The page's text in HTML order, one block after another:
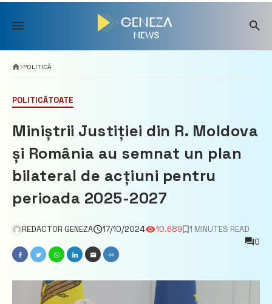
Skip
content
POLITICĂ
POLITICĂTOATE
Miniștrii Justiției din R. Moldova
și România au semnat un plan
bilateral de acțiuni pentru
perioada 2025-2027
REDACTOR GENEZA 17/10/2024 10.689
1 MINUTES READ
0